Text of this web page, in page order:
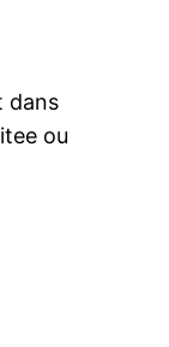
dans
ou